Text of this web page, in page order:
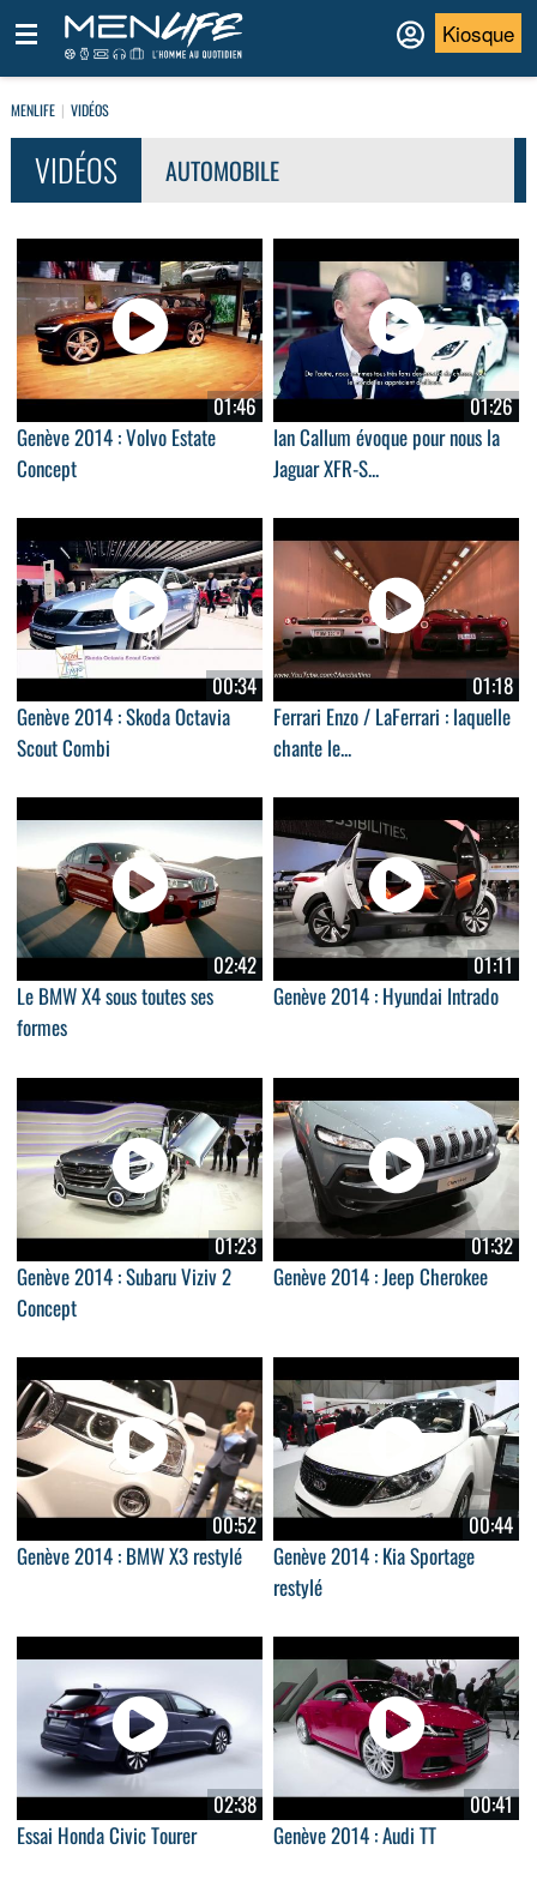
Kiosque
MENLIFE VIDÉOS
VIDÉOS AUTOMOBILE
01:46
Genève 2014 : Volvo Estate
Concept
01:26
Ian Callum évoque pour nous la
Jaguar XFR-S...
00:34
Genève 2014 : Skoda Octavia
Scout Combi
01:18
Ferrari Enzo / LaFerrari : laquelle
chante le...
02:42
Le BMW X4 sous toutes ses
formes
01:11
Genève 2014 : Hyundai Intrado
01:23
Genève 2014 : Subaru Viziv 2
Concept
01:32
Genève 2014 : Jeep Cherokee
00:52
Genève 2014 : BMW X3 restylé
00:44
Genève 2014 : Kia Sportage
restylé
02:38
Essai Honda Civic Tourer
00:41
Genève 2014 : Audi TT